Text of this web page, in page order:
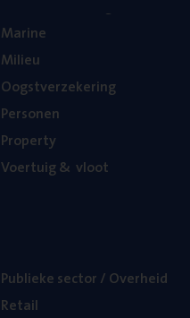
Mari­ne
Mili­eu
Oogst­ver­ze­ke­ring
Per­so­nen
Pro­per­ty
Voer­tuig& vloot
Publie­ke sec­tor / Overheid
Retail